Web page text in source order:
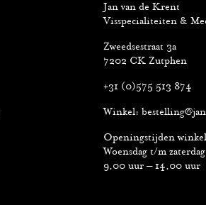
Jan van de Krent
Visspecialiteiten &
Zweedsestraat 3a
7202 CK Zutphen
+31 (0)575 513 874
Winkel:
Openingstijden
Woensdag t/m
9.00 uur – 14.00 uur